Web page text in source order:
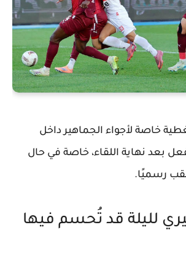
خاصة لأجواء الجماهير داخل
بعد نهاية اللقاء، خاصة في حال
رسميًا.
لليلة قد تُحسم فيها